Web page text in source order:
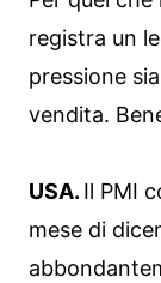
registra un
pressione
vendita.
USA. Il PMI
mese di